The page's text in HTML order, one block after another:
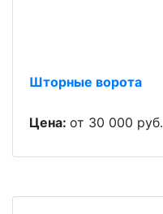
Шторные ворота
Цена: от 30 000 руб.